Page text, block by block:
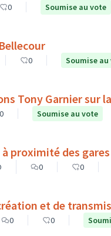
0 Soumise au vote
0 Soumise
Tony Garnier sur
0 Soumise au vote
à proximité des gares
0 0
et de
0 0